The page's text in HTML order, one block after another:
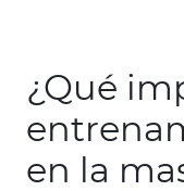
¿Qué
en la